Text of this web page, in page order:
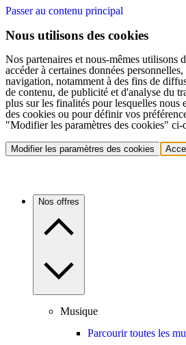
Passer au contenu principal
Nous utilisons des cookies
Nos partenaires et nous-mêmes utilisons
accéder à certaines données
navigation, notamment à des fins de
de contenu, de publicité et d'analyse du
plus sur les finalités pour lesquelles nous
des cookies ou pour définir vos
"Modifier les paramètres des cookies" ci-
Modifier les paramètres des cookies
Nos offres
Musique
Parcourir toutes les